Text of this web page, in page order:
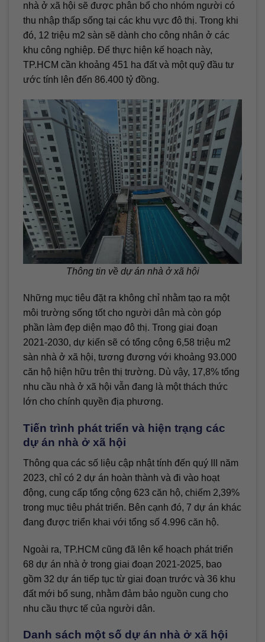
nhà ở xã hội sẽ được phân bổ cho nhóm người có
thu nhập thấp sống tại các khu vực đô thị. Trong khi
đó, 12 triệu m2 sàn sẽ dành cho công nhân ở các
khu công nghiệp. Để thực hiện kế hoạch này,
TP.HCM cần khoảng 451 ha đất và một quỹ đầu tư
ước tính lên đến 86.400 tỷ đồng.
Thông tin về dự án nhà ở xã hội
Những mục tiêu đặt ra không chỉ nhằm tạo ra một
môi trường sống tốt cho người dân mà còn góp
phần làm đẹp diện mạo đô thị. Trong giai đoạn
2021-2030, dự kiến sẽ có tổng cộng 6,58 triệu m2
sàn nhà ở xã hội, tương đương với khoảng 93.000
căn hộ hiện hữu trên thị trường. Dù vậy, 17,8% tổng
nhu cầu nhà ở xã hội vẫn đang là một thách thức
lớn cho chính quyền địa phương.
Tiến trình phát triển và hiện trạng các
dự án nhà ở xã hội
Thông qua các số liệu cập nhật tính đến quý III năm
2023, chỉ có 2 dự án hoàn thành và đi vào hoạt
động, cung cấp tổng cộng 623 căn hộ, chiếm 2,39%
trong mục tiêu phát triển. Bên cạnh đó, 7 dự án khác
đang được triển khai với tổng số 4.996 căn hộ.
Ngoài ra, TP.HCM cũng đã lên kế hoạch phát triển
68 dự án nhà ở trong giai đoạn 2021-2025, bao
gồm 32 dự án tiếp tục từ giai đoạn trước và 36 khu
đất mới bổ sung, nhằm đảm bảo nguồn cung cho
nhu cầu thực tế của người dân.
Danh sách một số dự án nhà ở xã hội